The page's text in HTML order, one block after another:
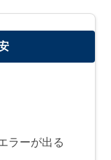
ラーが出る